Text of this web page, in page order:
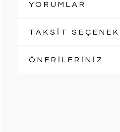
YORUMLAR
TAKSİT
ÖNERİLERİNİZ